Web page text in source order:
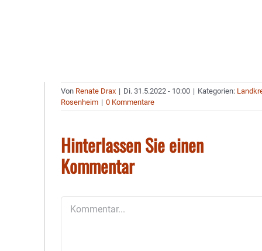
Von Renate Drax | Di. 31.5.2022 - 10:00 | Kategorien:
Rosenheim | 0 Kommentare
Hinterlassen Sie einen
Kommentar